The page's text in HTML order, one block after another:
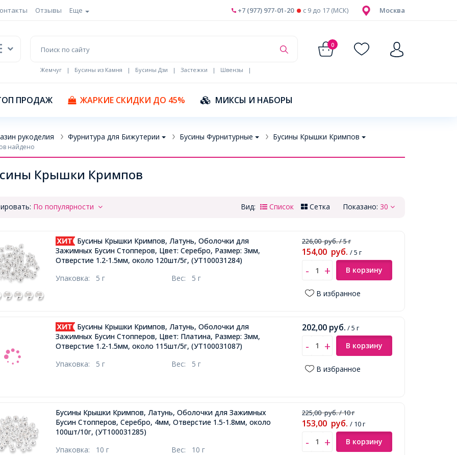
Отзывы Еще Москва
+7 (977) 977-01-20 c 9 до 17 (МСК)
0
Жемчуг | Бусины из Камня | Бусины Дзи | Застежки | Швензы
|
ПРОДАЖ ЖАРКИЕ СКИДКИ ДО 45% МИКСЫ И НАБОРЫ
рукоделия Фурнитура для Бижутерии Бусины Фурнитурные Бусины Крышки Кримпов
найдено
Крышки Кримпов
По популярности Показано: 30
Вид: Список Сетка
Бусины Крышки Кримпов, Латунь, Оболочки для
Зажимных Бусин Стопперов, Цвет: Серебро, Размер: 3мм,
Отверстие 1.2-1.5мм, около 120шт/5г, (УТ100031284)
Упаковка: 5 г Вес: 5 г
226,00руб./ 5 г
154,00 руб. / 5 г
В корзину
В избранное
Бусины Крышки Кримпов, Латунь, Оболочки для
Зажимных Бусин Стопперов, Цвет: Платина, Размер: 3мм,
Отверстие 1.2-1.5мм, около 115шт/5г, (УТ100031087)
Упаковка: 5 г Вес: 5 г
202,00 руб. / 5 г
В корзину
В избранное
Бусины Крышки Кримпов, Латунь, Оболочки для Зажимных
Бусин Стопперов, Серебро, 4мм, Отверстие 1.5-1.8мм, около
100шт/10г, (УТ100031285)
Упаковка: 10 г Вес: 10 г
225,00руб./ 10 г
153,00 руб. / 10 г
В корзину